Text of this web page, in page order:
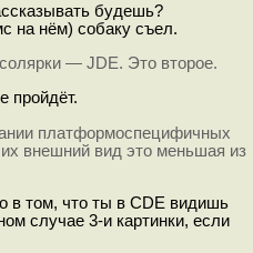
будешь?
на нём) собаку съел.
— JDE. Это второе.
пройдёт.
платформоспецифичных
внешний вид это меньшая из
в том, что ты в CDE видишь
случае 3-и картинки, если